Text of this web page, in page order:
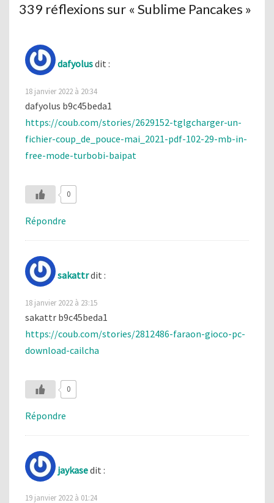
339 réflexions sur « Sublime Pancakes »
dafyolusdit :
18 janvier 2022 à 20:34
dafyolus b9c45beda1
https://coub.com/stories/2629152-tglgcharger-un-
fichier-coup_de_pouce-mai_2021-pdf-102-29-mb-in-
free-mode-turbobi-baipat
0
Répondre
sakattrdit :
18 janvier 2022 à 23:15
sakattr b9c45beda1
https://coub.com/stories/2812486-faraon-gioco-pc-
download-cailcha
0
Répondre
jaykasedit :
19 janvier 2022 à 01:24